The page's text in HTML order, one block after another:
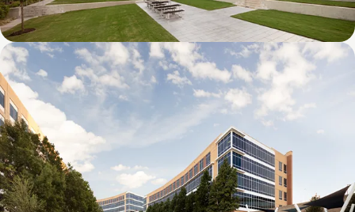
Galatyn D- 1011 Galatyn Parkway